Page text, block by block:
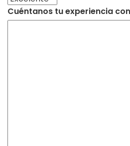
Cuéntanos tu experiencia